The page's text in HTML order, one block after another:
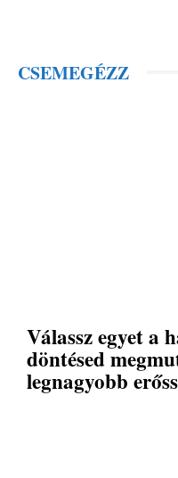
CSEMEGÉZZ
Válassz egyet a
döntésed
legnagyobb